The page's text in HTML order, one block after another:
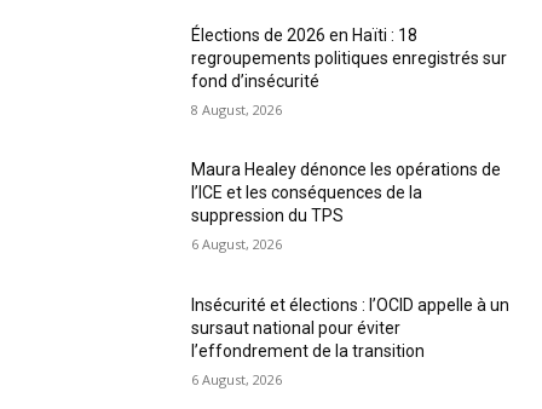
Élections de 2026 en Haïti : 18
regroupements politiques enregistrés sur
fond d’insécurité
8 August, 2026
Maura Healey dénonce les opérations de
l’ICE et les conséquences de la
suppression du TPS
6 August, 2026
Insécurité et élections : l’OCID appelle à un
sursaut national pour éviter
l’effondrement de la transition
6 August, 2026